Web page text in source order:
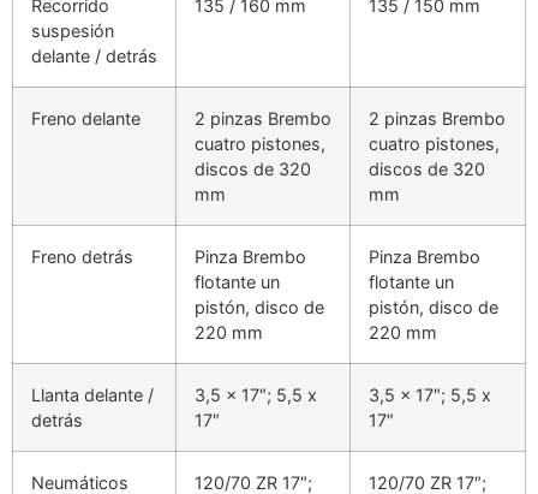
Recorrido
suspesión
delante / detrás
135 / 160 mm 135 / 150 mm
Freno delante
2 pinzas Brembo
cuatro pistones,
discos de 320
mm
2 pinzas Brembo
cuatro pistones,
discos de 320
mm
Freno detrás
Pinza Brembo
flotante un
pistón, disco de
220 mm
Pinza Brembo
flotante un
pistón, disco de
220 mm
Llanta delante /
detrás
3,5 x 17″; 5,5 x
17″
3,5 x 17″; 5,5 x
17″
Neumáticos
120/70 ZR 17″;
120/70 ZR 17″;